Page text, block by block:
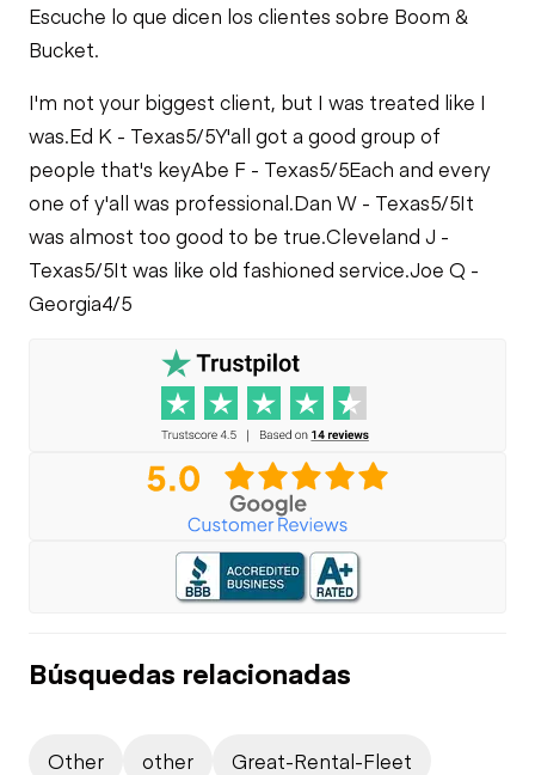
Escuche lo que dicen los clientes sobre Boom &
Bucket.
I'm not your biggest client, but I was treated like I
was.Ed K - Texas5/5Y'all got a good group of
people that's keyAbe F - Texas5/5Each and every
one of y'all was professional.Dan W - Texas5/5It
was almost too good to be true.Cleveland J -
Texas5/5It was like old fashioned service.Joe Q -
Georgia4/5
Búsquedas relacionadas
Other other
Great-Rental-Fleet